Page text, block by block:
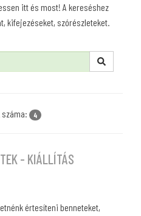
itt és most! A kereséshez
kifejezéseket, szórészleteket.
4
- KIÁLLÍTÁS
értesíteni benneteket,